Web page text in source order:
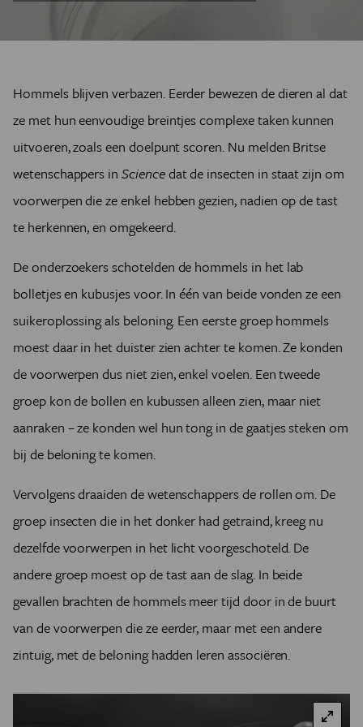
Hommels blijven verbazen. Eerder bewezen de dieren al dat
ze met hun eenvoudige breintjes complexe taken kunnen
uitvoeren, zoals een doelpunt scoren. Nu melden Britse
wetenschappers inSciencedat de insecten in staat zijn om
voorwerpen die ze enkel hebben gezien, nadien op de tast
te herkennen, en omgekeerd.
De onderzoekers schotelden de hommels in het lab
bolletjes en kubusjes voor. In één van beide vonden ze een
suikeroplossing als beloning. Een eerste groep hommels
moest daar in het duister zien achter te komen. Ze konden
de voorwerpen dus niet zien, enkel voelen. Een tweede
groep kon de bollen en kubussen alleen zien, maar niet
aanraken – ze konden wel hun tong in de gaatjes steken om
bij de beloning te komen.
Vervolgens draaiden de wetenschappers de rollen om. De
groep insecten die in het donker had getraind, kreeg nu
dezelfde voorwerpen in het licht voorgeschoteld. De
andere groep moest op de tast aan de slag. In beide
gevallen brachten de hommels meer tijd door in de buurt
van de voorwerpen die ze eerder, maar met een andere
zintuig, met de beloning hadden leren associëren.